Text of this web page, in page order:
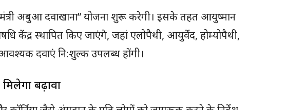
अबुआ दवाखाना” योजना शुरू करेगी। इसके तहत आयुष्मान
केंद्र स्थापित किए जाएंगे, जहां एलोपैथी, आयुर्वेद, होम्योपैथी,
दवाएं नि:शुल्क उपलब्ध होंगी।
बढ़ावा